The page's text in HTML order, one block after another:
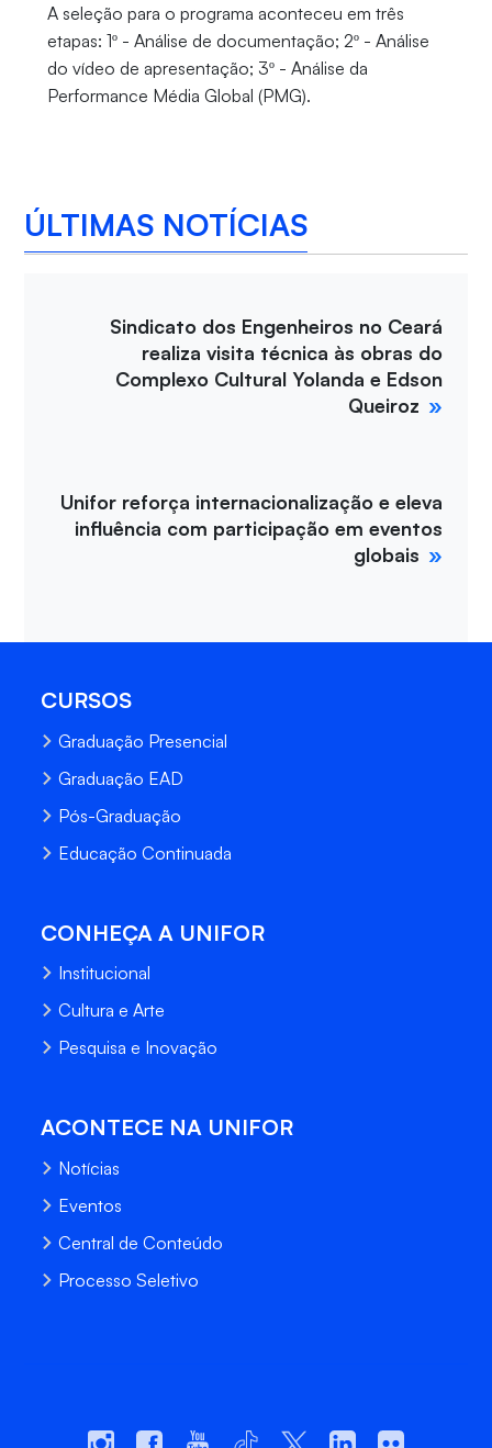
A seleção para o programa aconteceu em três
etapas: 1º - Análise de documentação; 2º - Análise
do vídeo de apresentação; 3º - Análise da
Performance Média Global (PMG).
ÚLTIMAS NOTÍCIAS
Sindicato dos Engenheiros no Ceará
realiza visita técnica às obras do
Complexo Cultural Yolanda e Edson
Queiroz
Unifor reforça internacionalização e eleva
influência com participação em eventos
globais
CURSOS
Graduação Presencial
Graduação EAD
Pós-Graduação
Educação Continuada
CONHEÇA A UNIFOR
Institucional
Cultura e Arte
Pesquisa e Inovação
ACONTECE NA UNIFOR
Notícias
Eventos
Central de Conteúdo
Processo Seletivo